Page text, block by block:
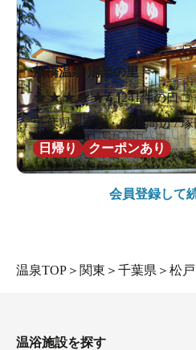
船橋温泉 湯楽の里
★★★★★4.1241件の口コ
千葉県 / 千葉・船橋周辺 / 塚
日帰り
クーポンあり
会員登録して
温泉TOP ＞ 関東 ＞ 千葉県 ＞ 松
温浴施設を探す